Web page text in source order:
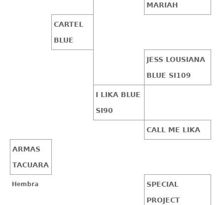
MARIAH
CARTEL
BLUE
JESS LOUSIANA
BLUE SI109
I LIKA BLUE
SI90
CALL ME LIKA
ARMAS
TACUARA
Hembra
SPECIAL
PROJECT